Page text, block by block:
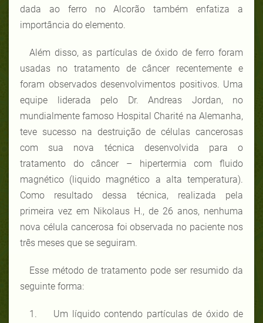
dada ao ferro no Alcorão também enfatiza a
importância do elemento.
Além disso, as partículas de óxido de ferro foram
usadas no tratamento de câncer recentemente e
foram observados desenvolvimentos positivos. Uma
equipe liderada pelo Dr. Andreas Jordan, no
mundialmente famoso Hospital Charité na Alemanha,
teve sucesso na destruição de células cancerosas
com sua nova técnica desenvolvida para o
tratamento do câncer – hipertermia com fluido
magnético (liquido magnético a alta temperatura).
Como resultado dessa técnica, realizada pela
primeira vez em Nikolaus H., de 26 anos, nenhuma
nova célula cancerosa foi observada no paciente nos
três meses que se seguiram.
Esse método de tratamento pode ser resumido da
seguinte forma:
1. Um líquido contendo partículas de óxido de